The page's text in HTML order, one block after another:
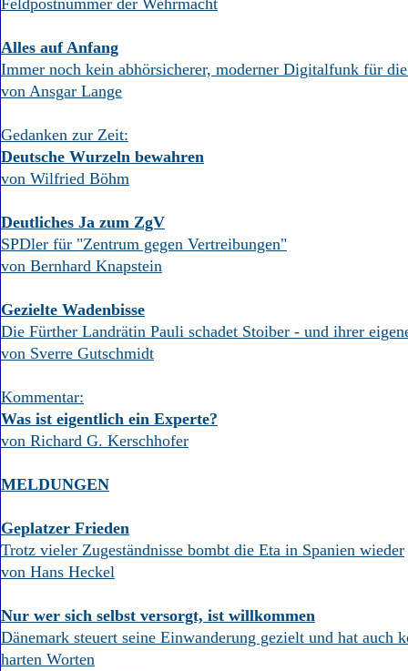
Feldpostnummer der Wehrmacht
Alles auf Anfang
Immer noch kein abhörsicherer, moderner Digitalfunk für
von Ansgar Lange
Gedanken zur Zeit:
Deutsche Wurzeln bewahren
von Wilfried Böhm
Deutliches Ja zum ZgV
SPDler für "Zentrum gegen Vertreibungen"
von Bernhard Knapstein
Gezielte Wadenbisse
Die Fürther Landrätin Pauli schadet Stoiber - und ihrer
von Sverre Gutschmidt
Kommentar:
Was ist eigentlich ein Experte?
von Richard G. Kerschhofer
MELDUNGEN
Geplatzer Frieden
Trotz vieler Zugeständnisse bombt die Eta in Spanien wieder
von Hans Heckel
Nur wer sich selbst versorgt, ist willkommen
Dänemark steuert seine Einwanderung gezielt und hat auch
harten Worten